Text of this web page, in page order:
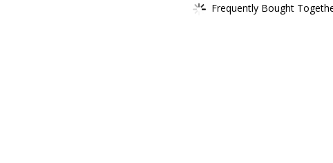
Frequently Bought